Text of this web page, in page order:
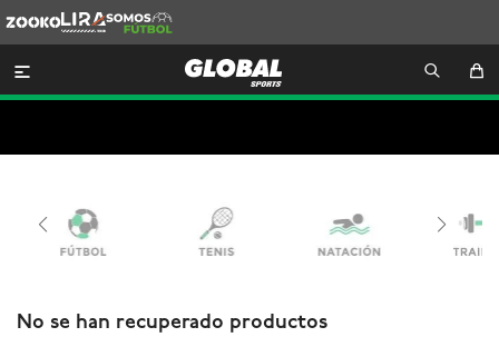
Lira
Somos
Futbol

No se han recuperado productos